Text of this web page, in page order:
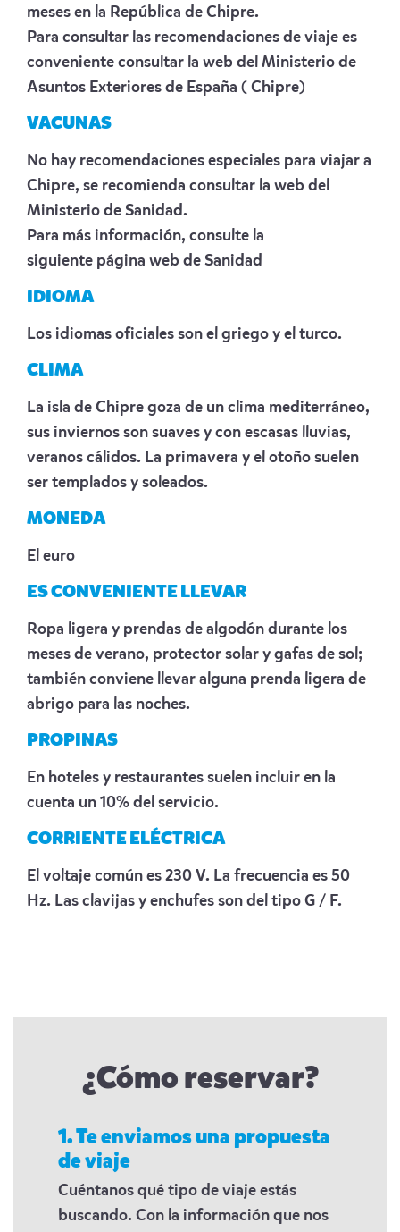
meses en la República de Chipre.
Para consultar las recomendaciones de viaje es
conveniente consultar la web del Ministerio de
Asuntos Exteriores de España ( Chipre)
VACUNAS
No hay recomendaciones especiales para viajar a
Chipre, se recomienda consultar la web del
Ministerio de Sanidad.
Para más información, consulte la
siguiente página web de Sanidad
IDIOMA
Los idiomas oficiales son el griego y el turco.
CLIMA
La isla de Chipre goza de un clima mediterráneo,
sus inviernos son suaves y con escasas lluvias,
veranos cálidos. La primavera y el otoño suelen
ser templados y soleados.
MONEDA
El euro
ES CONVENIENTE LLEVAR
Ropa ligera y prendas de algodón durante los
meses de verano, protector solar y gafas de sol;
también conviene llevar alguna prenda ligera de
abrigo para las noches.
PROPINAS
En hoteles y restaurantes suelen incluir en la
cuenta un 10% del servicio.
CORRIENTE ELÉCTRICA
El voltaje común es 230 V. La frecuencia es 50
Hz. Las clavijas y enchufes son del tipo G / F.
¿Cómo reservar?
1. Te enviamos una propuesta
de viaje
Cuéntanos qué tipo de viaje estás
buscando. Con la información que nos